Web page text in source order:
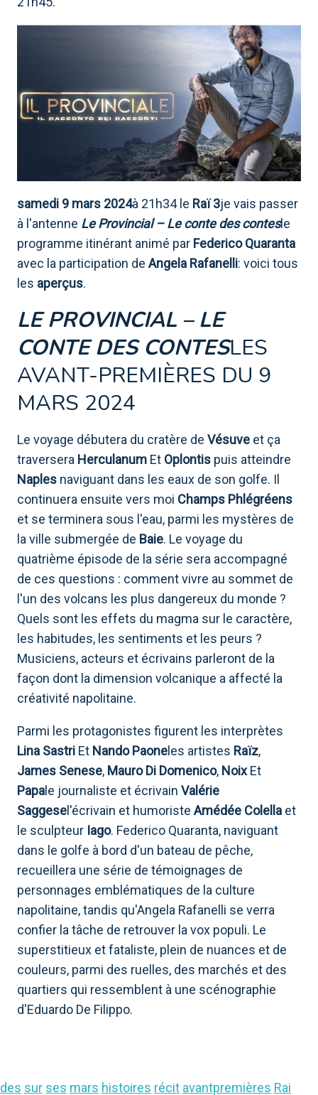
samedi 9 mars 2024à 21h34 le Raï 3je vais passer
à l'antenne Le Provincial – Le conte des contesle
programme itinérant animé par Federico Quaranta
avec la participation de Angela Rafanelli: voici tous
les aperçus.
LE PROVINCIAL – LE
CONTE DES CONTESLES
AVANT-PREMIÈRES DU 9
MARS 2024
Le voyage débutera du cratère de Vésuve et ça
traversera Herculanum Et Oplontis puis atteindre
Naples naviguant dans les eaux de son golfe. Il
continuera ensuite vers moi Champs Phlégréens
et se terminera sous l'eau, parmi les mystères de
la ville submergée de Baie. Le voyage du
quatrième épisode de la série sera accompagné
de ces questions : comment vivre au sommet de
l'un des volcans les plus dangereux du monde ?
Quels sont les effets du magma sur le caractère,
les habitudes, les sentiments et les peurs ?
Musiciens, acteurs et écrivains parleront de la
façon dont la dimension volcanique a affecté la
créativité napolitaine.
Parmi les protagonistes figurent les interprètes
Lina Sastri Et Nando Paoneles artistes Raïz,
James Senese, Mauro Di Domenico, NoixEt
Papale journaliste et écrivain Valérie
Saggesel'écrivain et humoriste Amédée Colella et
le sculpteur Iago. Federico Quaranta, naviguant
dans le golfe à bord d'un bateau de pêche,
recueillera une série de témoignages de
personnages emblématiques de la culture
napolitaine, tandis qu'Angela Rafanelli se verra
confier la tâche de retrouver la vox populi. Le
superstitieux et fataliste, plein de nuances et de
couleurs, parmi des ruelles, des marchés et des
quartiers qui ressemblent à une scénographie
d'Eduardo De Filippo.
des sur ses mars histoires récit avantpremières Rai